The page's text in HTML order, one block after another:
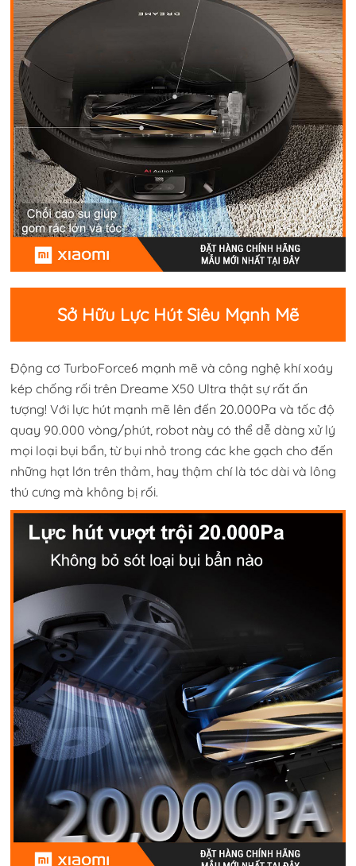
Sở Hữu Lực Hút Siêu Mạnh Mẽ
Động cơ TurboForce6 mạnh mẽ và công nghệ khí xoáy
kép chống rối trên Dreame X50 Ultra thật sự rất ấn
tượng! Với lực hút mạnh mẽ lên đến 20.000Pa và tốc độ
quay 90.000 vòng/phút, robot này có thể dễ dàng xử lý
mọi loại bụi bẩn, từ bụi nhỏ trong các khe gạch cho đến
những hạt lớn trên thảm, hay thậm chí là tóc dài và lông
thú cưng mà không bị rối.